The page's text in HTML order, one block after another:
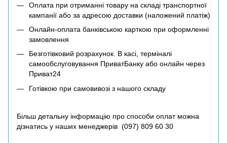
Оплата при отриманні товару на складі транспортної
кампанії або за адресою доставки (наложений платіж)
Онлайн-оплата банківською карткою при оформленні
замовлення
Безготівковий розрахунок. В касі, терміналі
самообслуговування ПриватБанку або онлайн через
Приват24
Готівкою при самовивозі з нашого складу
Більш детальну інформацію про способи оплат можна
дізнатись у наших менеджерів (097) 809 60 30